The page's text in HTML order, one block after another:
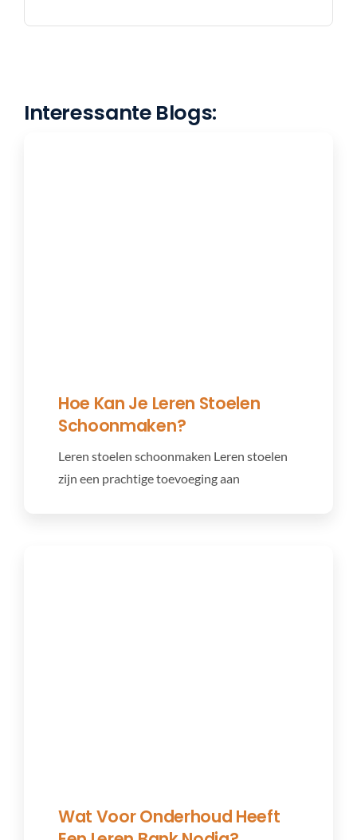
Interessante Blogs:
Hoe Kan Je Leren Stoelen
Schoonmaken?
Leren stoelen schoonmaken Leren stoelen
zijn een prachtige toevoeging aan
Wat Voor Onderhoud Heeft